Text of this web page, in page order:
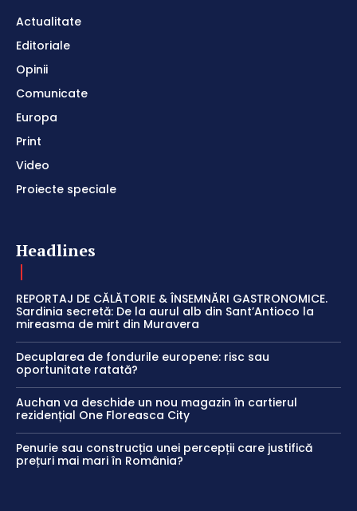
Actualitate
Editoriale
Opinii
Comunicate
Europa
Print
Video
Proiecte speciale
Headlines
REPORTAJ DE CĂLĂTORIE & ÎNSEMNĂRI GASTRONOMICE.
Sardinia secretă: De la aurul alb din Sant’Antioco la
mireasma de mirt din Muravera
Decuplarea de fondurile europene: risc sau
oportunitate ratată?
Auchan va deschide un nou magazin în cartierul
rezidențial One Floreasca City
Penurie sau construcția unei percepții care justifică
prețuri mai mari în România?